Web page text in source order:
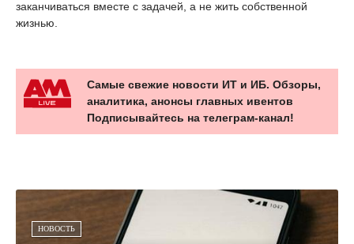
заканчиваться вместе с задачей, а не жить собственной
жизнью.
Самые свежие новости ИТ и ИБ. Обзоры,
аналитика, анонсы главных ивентов
Подписывайтесь на телеграм-канал!
НОВОСТЬ